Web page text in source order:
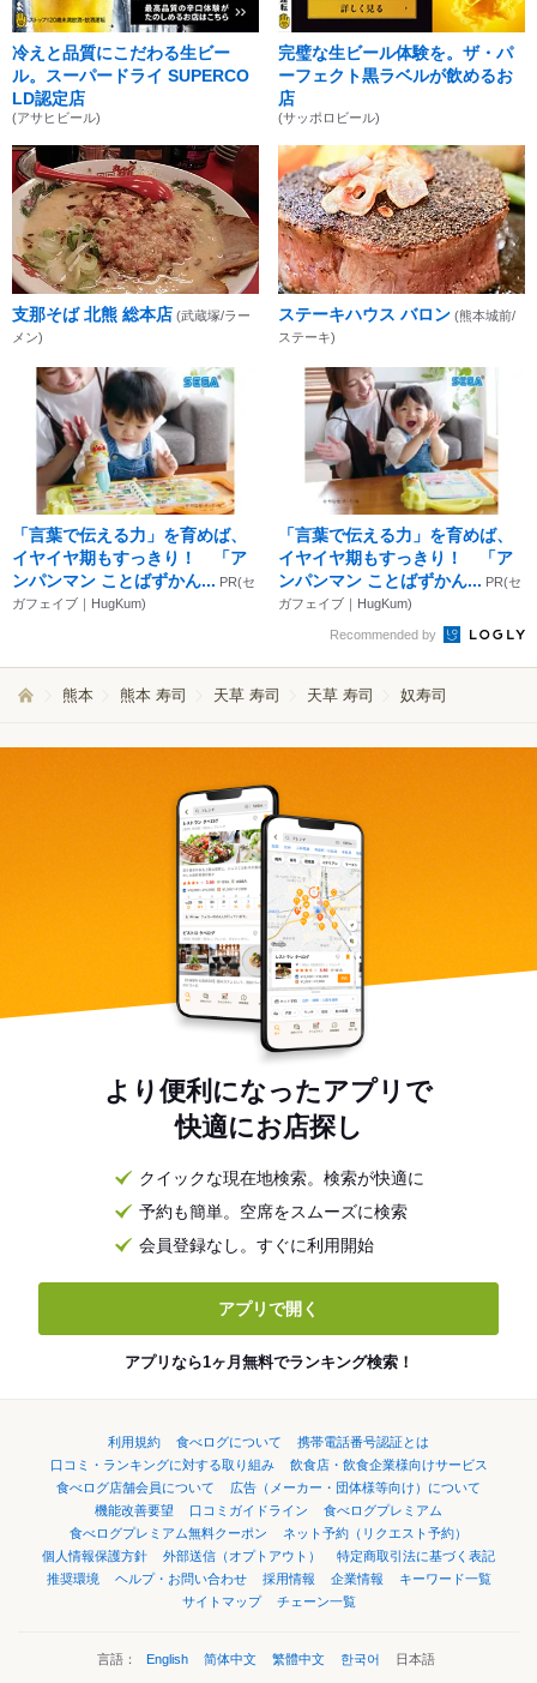
冷えと品質にこだわる生ビー
ル。スーパードライ SUPERCO
LD認定店
(アサヒビール)
完璧な生ビール体験を。ザ・パ
ーフェクト黒ラベルが飲めるお
店
(サッポロビール)
支那そば 北熊 総本店 (武蔵塚/ラー
メン)
ステーキハウス バロン (熊本城前/
ステーキ)
「言葉で伝える力」を育めば、
イヤイヤ期もすっきり！ 「ア
ンパンマン ことばずかん... PR(セ
ガフェイブ｜HugKum)
「言葉で伝える力」を育めば、
イヤイヤ期もすっきり！ 「ア
ンパンマン ことばずかん... PR(セ
ガフェイブ｜HugKum)
Recommended by
熊本 熊本 寿司 天草 寿司 天草 寿司 奴寿司
より便利になったアプリで
快適にお店探し
クイックな現在地検索。検索が快適に
予約も簡単。空席をスムーズに検索
会員登録なし。すぐに利用開始
アプリで開く
アプリなら1ヶ月無料でランキング検索！
利用規約 食べログについて
携帯電話番号認証とは
口コミ・ランキングに対する取り組み
飲食店・飲食企業様向けサービス
食べログ店舗会員について
広告（メーカー・団体様等向け）について
機能改善要望
口コミガイドライン
食べログプレミアム
食べログプレミアム無料クーポン
ネット予約（リクエスト予約）
個人情報保護方針
外部送信（オプトアウト）
特定商取引法に基づく表記
推奨環境
ヘルプ・お問い合わせ 採用情報 企業情報
キーワード一覧
サイトマップ
チェーン一覧
言語： English 简体中文 繁體中文 한국어 日本語